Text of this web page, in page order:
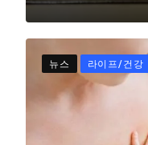
뉴스 라이프/건강